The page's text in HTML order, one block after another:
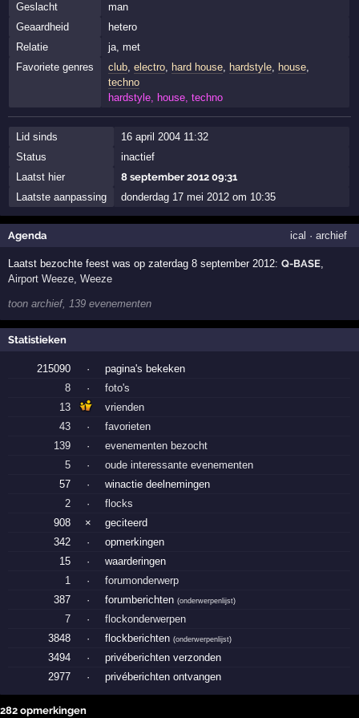
Geslacht
man
Geaardheid
hetero
Relatie
ja, met
Favoriete genres
club, electro, hard house, hardstyle, house,
techno
hardstyle, house, techno
Lid sinds
16 april 2004 11:32
Status
inactief
Laatst hier
8 september 2012 09:31
Laatste aanpassing
donderdag 17 mei 2012 om 10:35
Agenda ical · archief
Laatst bezochte feest was op zaterdag 8 september 2012:Q-BASE
Airport Weeze ,Weeze
toon archief, 139 evenementen
Statistieken
215090 ·
pagina's bekeken
8
·
foto's
13
vrienden
43
·
favorieten
139
·
evenementen bezocht
5
·
oude interessante evenementen
57
·
winactie deelnemingen
2
·
flocks
908
×
geciteerd
342
·
opmerkingen
15
·
waarderingen
1
·
forumonderwerp
387
· forumberichten(onderwerpenlijst)
7 ·
flockonderwerpen
3848
· flockberichten(onderwerpenlijst)
3494 ·
privéberichten verzonden
2977
· privéberichten ontvangen
282 opmerkingen